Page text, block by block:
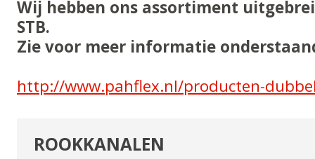
Wij hebben ons assortiment
STB.
Zie voor meer informatie
http://www.pahflex.nl/producten-
NAVIGATIE
ROOKKANALEN